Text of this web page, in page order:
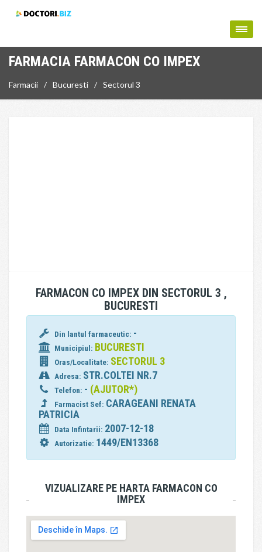
FARMACIA FARMACON CO IMPEX
Farmacii Bucuresti Sectorul 3
FARMACON CO IMPEX DIN SECTORUL 3 ,
BUCURESTI
Din lantul farmaceutic: -
Municipiul: BUCURESTI
Oras/Localitate: SECTORUL 3
Adresa: STR.COLTEI NR.7
Telefon: - (AJUTOR*)
Farmacist Sef: CARAGEANI RENATA
PATRICIA
Data Infintarii: 2007-12-18
Autorizatie: 1449/EN13368
VIZUALIZARE PE HARTA FARMACON CO
IMPEX